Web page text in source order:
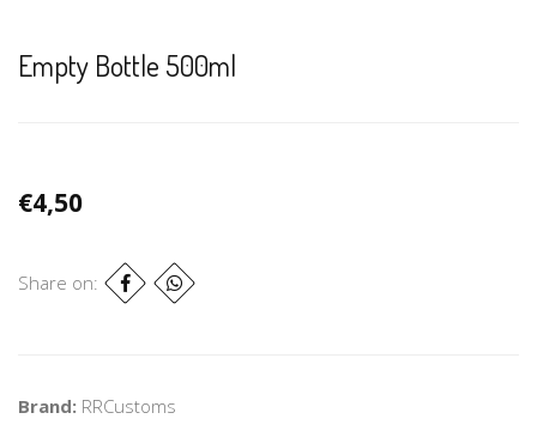
Empty Bottle 500ml
€4,50
Share on:
Brand: RRCustoms